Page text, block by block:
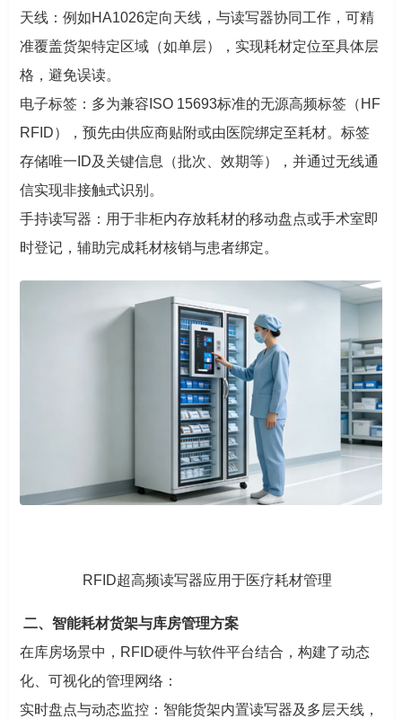
天线：例如HA1026定向天线，与读写器协同工作，可精
准覆盖货架特定区域（如单层），实现耗材定位至具体层
格，避免误读。
电子标签：多为兼容ISO 15693标准的无源高频标签（HF
RFID），预先由供应商贴附或由医院绑定至耗材。标签
存储唯一ID及关键信息（批次、效期等），并通过无线通
信实现非接触式识别。
手持读写器：用于非柜内存放耗材的移动盘点或手术室即
时登记，辅助完成耗材核销与患者绑定。
RFID超高频读写器应用于医疗耗材管理
二、智能耗材货架与库房管理方案
在库房场景中，RFID硬件与软件平台结合，构建了动态
化、可视化的管理网络：
实时盘点与动态监控：智能货架内置读写器及多层天线，